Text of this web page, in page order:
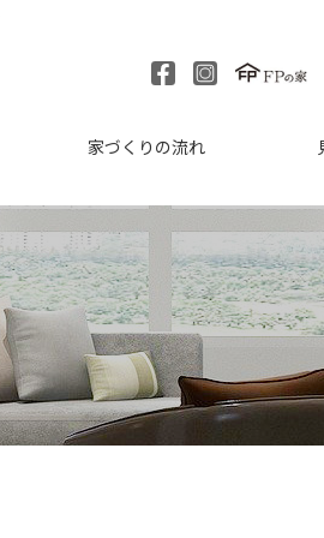
家づくりの流れ